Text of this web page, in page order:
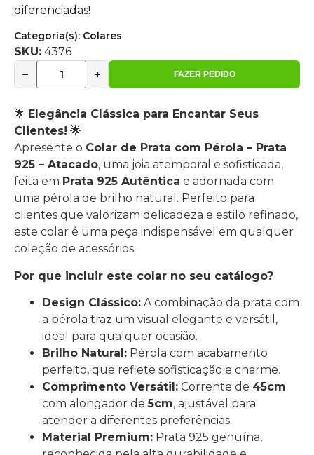
diferenciadas!
Categoria(s): Colares
SKU: 4376
− + FAZER PEDIDO
🌟 Elegância Clássica para Encantar Seus
Clientes! 🌟
Apresente o Colar de Prata com Pérola – Prata
925 – Atacado, uma joia atemporal e sofisticada,
feita em Prata 925 Autêntica e adornada com
uma pérola de brilho natural. Perfeito para
clientes que valorizam delicadeza e estilo refinado,
este colar é uma peça indispensável em qualquer
coleção de acessórios.
Por que incluir este colar no seu catálogo?
Design Clássico: A combinação da prata com
a pérola traz um visual elegante e versátil,
ideal para qualquer ocasião.
Brilho Natural: Pérola com acabamento
perfeito, que reflete sofisticação e charme.
Comprimento Versátil: Corrente de 45cm
com alongador de5cm, ajustável para
atender a diferentes preferências.
Material Premium: Prata 925 genuína,